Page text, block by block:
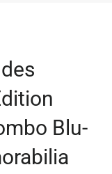
Blu-